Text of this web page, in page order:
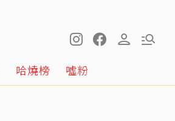
哈燒榜 噓粉